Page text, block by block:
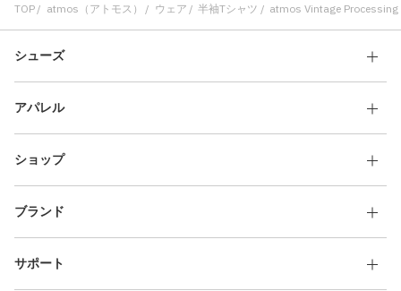
TOP
atmos（アトモス） ウェア 半袖Tシャツ atmos Vintage Processing
シューズ
アパレル
ショップ
ブランド
サポート